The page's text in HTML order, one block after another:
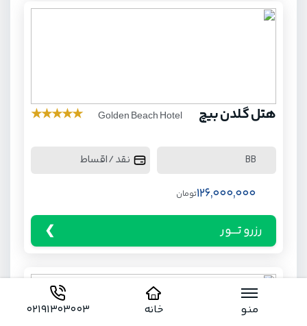
منو خانه 02191303003
هتل گلدن بیچ Golden Beach Hotel
★
★
★
★
★
BB نقد / اقساط
126,000,000تومان
رزرو تـــور